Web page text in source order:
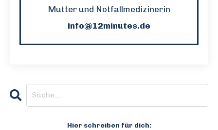
Mutter und Notfallmedizinerin
info@12minutes.de
Hier schreiben für dich: